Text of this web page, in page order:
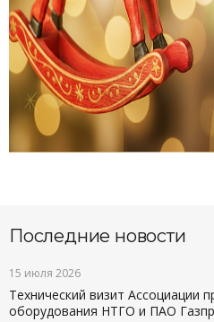
Последние новости
15 июля 2026
Технический визит Ассоциации
оборудования НТГО и ПАО